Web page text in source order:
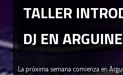
TALLER
DJ EN
La próxima semana comienza en